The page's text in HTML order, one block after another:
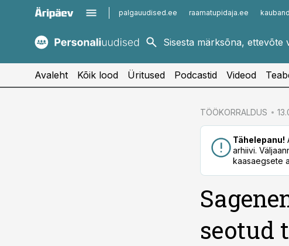
palgauudised.ee raamatupidaja.ee
kaubandus.ee
kinnisvarauudised.ee
imelineajalugu.ee
Avaleht Kõik lood Üritused Podcastid Videod
TÖÖKORRALDUS
Tähelepanu!
arhiivi.
kaasaegsete
seotud